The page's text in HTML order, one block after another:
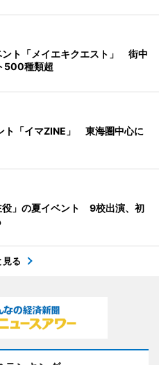
ント「メイエキクエスト」 街中
500種類超
ト「イマZINE」 東海圏中心に
役」の夏イベント 9校出演、初
見る